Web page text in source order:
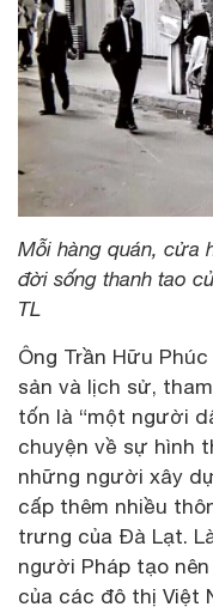
Mỗi hàng quán, cửa
đời sống thanh tao
TL
Ông Trần Hữu
sản và lịch sử,
tốn là “một người
chuyện về sự hình
những người xây
cấp thêm nhiều
trưng của Đà Lạt.
người Pháp tạo
của các đô thị Việt